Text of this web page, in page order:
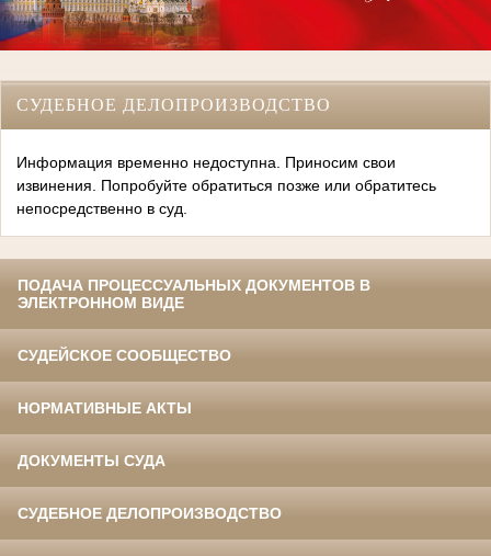
СУДЕБНОЕ ДЕЛОПРОИЗВОДСТВО
Информация временно недоступна. Приносим свои
извинения. Попробуйте обратиться позже или обратитесь
непосредственно в суд.
ПОДАЧА ПРОЦЕССУАЛЬНЫХ ДОКУМЕНТОВ В
ЭЛЕКТРОННОМ ВИДЕ
СУДЕЙСКОЕ СООБЩЕСТВО
НОРМАТИВНЫЕ АКТЫ
ДОКУМЕНТЫ СУДА
СУДЕБНОЕ ДЕЛОПРОИЗВОДСТВО